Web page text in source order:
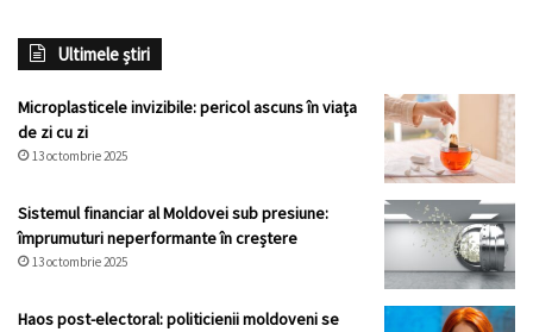
Ultimele știri
Microplasticele invizibile: pericol ascuns în viața
de zi cu zi
13 octombrie 2025
Sistemul financiar al Moldovei sub presiune:
împrumuturi neperformante în creștere
13 octombrie 2025
Haos post-electoral: politicienii moldoveni se